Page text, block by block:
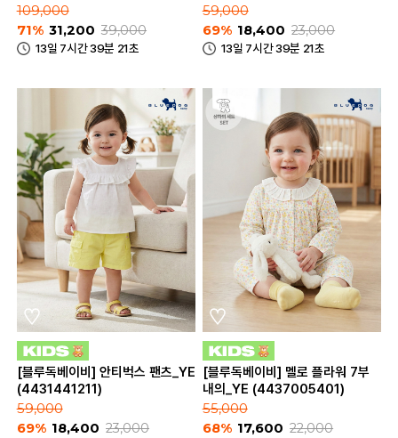
109,000
71% 31,200 39,000
13일 7시간 39분 21초
59,000
69% 18,400 23,000
13일 7시간 39분 21초
[블루독베이비] 안티벅스 팬츠_YE
(4431441211)
59,000
69% 18,400 23,000
[블루독베이비] 멜로 플라워 7부
내의_YE (4437005401)
55,000
68% 17,600 22,000